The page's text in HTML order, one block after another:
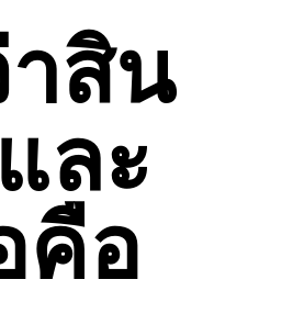
สิน
ละ
คือ